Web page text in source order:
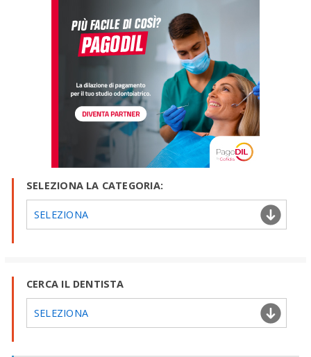
SELEZIONA LA CATEGORIA:
SELEZIONA
CERCA IL DENTISTA
SELEZIONA